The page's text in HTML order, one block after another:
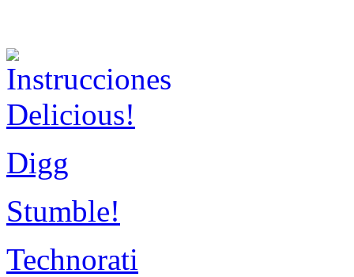
Delicious!
Digg
Stumble!
Technorati